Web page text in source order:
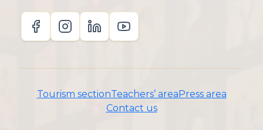
Tourism sectionTeachers’ area Press area
Contact us